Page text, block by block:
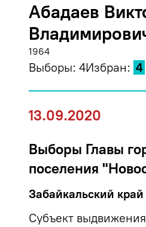
Абадаев
1964
Выборы: 4Избран: 4
13.09.2020
Выборы Главы
поселения
Забайкальский край
Субъект